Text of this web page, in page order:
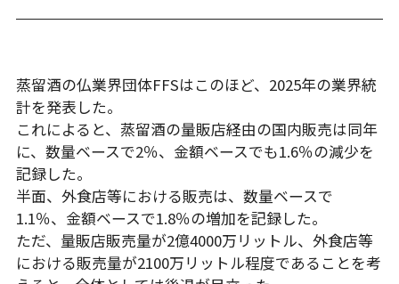
蒸留酒の仏業界団体FFSはこのほど、2025年の業界統
計を発表した。
これによると、蒸留酒の量販店経由の国内販売は同年
に、数量ベースで2％、金額ベースでも1.6％の減少を
記録した。
半面、外食店等における販売は、数量ベースで
1.1％、金額ベースで1.8％の増加を記録した。
ただ、量販店販売量が2億4000万リットル、外食店等
における販売量が2100万リットル程度であることを考